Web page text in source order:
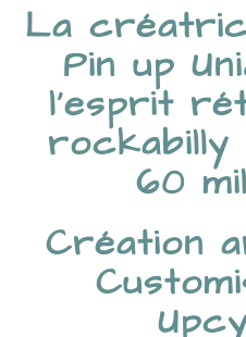
La
Pin up
l’esprit
rockabilly
60
Création